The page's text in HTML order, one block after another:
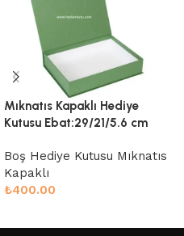
Mıknatıs Kapaklı Hediye
Kutusu Ebat:29/21/5.6 cm
Boş Hediye Kutusu Mıknatıs
Kapaklı
₺400.00